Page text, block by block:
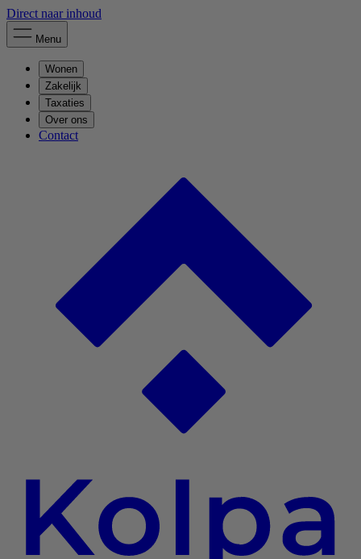
Direct naar inhoud
Menu
Wonen
Zakelijk
Taxaties
Over ons
Contact